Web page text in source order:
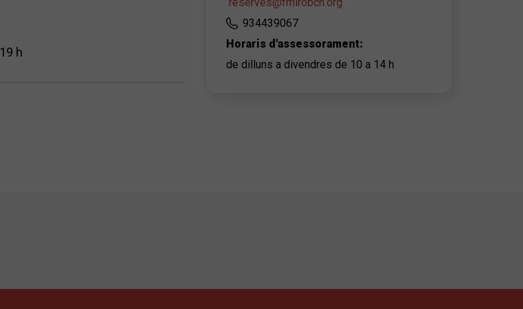
h
934439067
Horaris d'assessorament:
de dilluns a divendres de 10 a 14 h